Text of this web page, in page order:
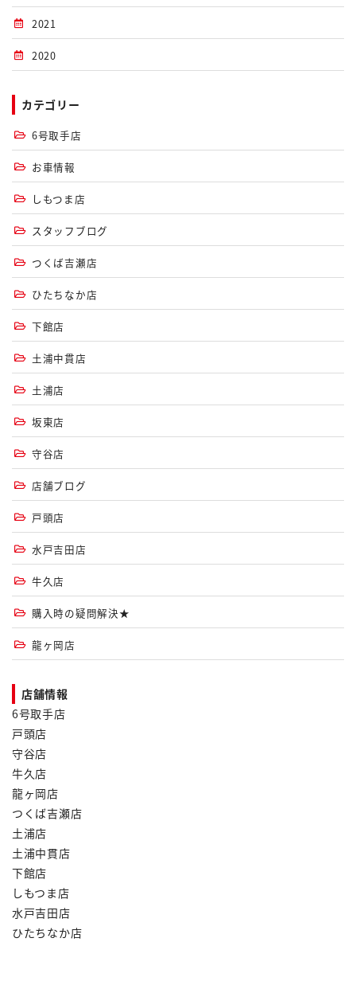
2021
2020
カテゴリー
6号取手店
お車情報
しもつま店
スタッフブログ
つくば吉瀬店
ひたちなか店
下館店
土浦中貫店
土浦店
坂東店
守谷店
店舗ブログ
戸頭店
水戸吉田店
牛久店
購入時の疑問解決★
龍ヶ岡店
店舗情報
6号取手店
戸頭店
守谷店
牛久店
龍ヶ岡店
つくば吉瀬店
土浦店
土浦中貫店
下館店
しもつま店
水戸吉田店
ひたちなか店